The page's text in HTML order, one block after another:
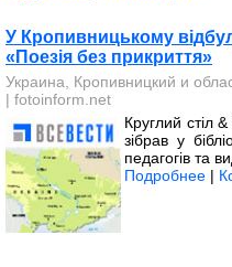
У Кропивницькому
«Поезія без прикриття»
Украина, Кропивницкий и
| fotoinform.net
Круглий стіл
зібрав у
педагогів та
Подробнее |